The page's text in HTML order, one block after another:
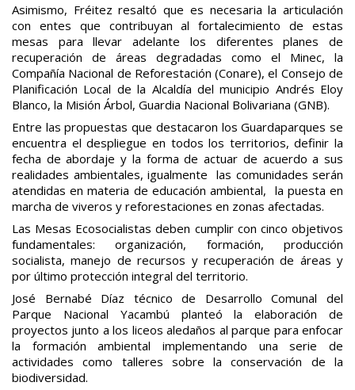
Asimismo, Fréitez resaltó que es necesaria la articulación
con entes que contribuyan al fortalecimiento de estas
mesas para llevar adelante los diferentes planes de
recuperación de áreas degradadas como el Minec, la
Compañía Nacional de Reforestación (Conare), el Consejo de
Planificación Local de la Alcaldía del municipio Andrés Eloy
Blanco, la Misión Árbol, Guardia Nacional Bolivariana (GNB).
Entre las propuestas que destacaron los Guardaparques se
encuentra el despliegue en todos los territorios, definir la
fecha de abordaje y la forma de actuar de acuerdo a sus
realidades ambientales, igualmente las comunidades serán
atendidas en materia de educación ambiental, la puesta en
marcha de viveros y reforestaciones en zonas afectadas.
Las Mesas Ecosocialistas deben cumplir con cinco objetivos
fundamentales: organización, formación, producción
socialista, manejo de recursos y recuperación de áreas y
por último protección integral del territorio.
José Bernabé Díaz técnico de Desarrollo Comunal del
Parque Nacional Yacambú planteó la elaboración de
proyectos junto a los liceos aledaños al parque para enfocar
la formación ambiental implementando una serie de
actividades como talleres sobre la conservación de la
biodiversidad.